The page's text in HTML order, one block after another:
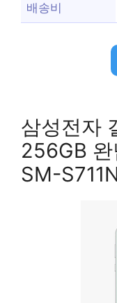
배송비
삼성전자
256GB
SM-